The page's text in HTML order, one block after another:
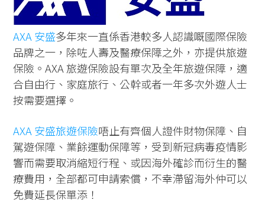
AXA 安盛多年來一直係香港較多人認識嘅國際保險
品牌之一，除咗人壽及醫療保障之外，亦提供旅遊
保險。AXA 旅遊保險設有單次及全年旅遊保障，適
合自由行、家庭旅行、公幹或者一年多次外遊人士
按需要選擇。
AXA 安盛旅遊保險唔止有齊個人證件財物保障、自
駕遊保障、業餘運動保障等，受到新冠病毒疫情影
響而需要取消縮短行程、或因海外確診而衍生的醫
療費用，全部都可申請索償，不幸滯留海外仲可以
免費延長保單添！